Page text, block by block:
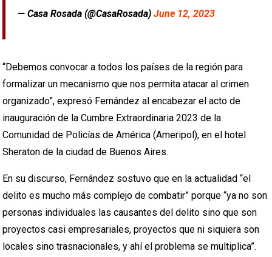
— Casa Rosada (@CasaRosada)June 12, 2023
“Debemos convocar a todos los países de la región para
formalizar un mecanismo que nos permita atacar al crimen
organizado”, expresó Fernández al encabezar el acto de
inauguración de la Cumbre Extraordinaria 2023 de la
Comunidad de Policías de América (Ameripol), en el hotel
Sheraton de la ciudad de Buenos Aires.
En su discurso, Fernández sostuvo que en la actualidad “el
delito es mucho más complejo de combatir” porque “ya no son
personas individuales las causantes del delito sino que son
proyectos casi empresariales, proyectos que ni siquiera son
locales sino trasnacionales, y ahí el problema se multiplica”.